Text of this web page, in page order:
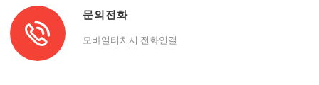
문의전화
모바일터치시 전화연결